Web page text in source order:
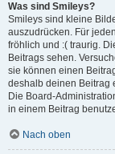
Was sind Smileys?
Smileys sind kleine
auszudrücken. Für
fröhlich und :( traurig.
Beitrags sehen.
sie können einen
deshalb deinen Beitrag
Die Board-
in einem Beitrag
Nach oben